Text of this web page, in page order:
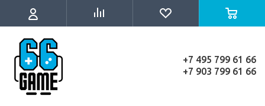
+7 495 799 61 66
+7 903 799 61 66